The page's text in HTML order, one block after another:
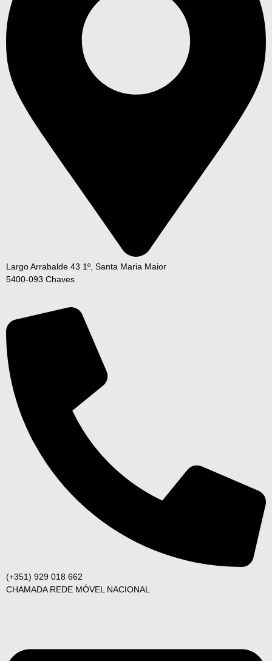
Largo Arrabalde 43 1º, Santa Maria Maior
5400-093 Chaves
(+351) 929 018 662
CHAMADA REDE MÓVEL NACIONAL